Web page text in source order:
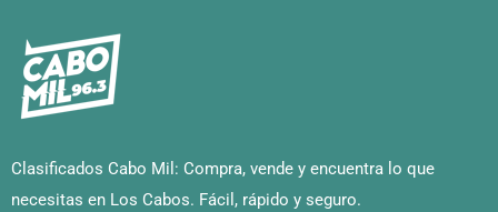
Clasificados Cabo Mil: Compra, vende y encuentra lo que
necesitas en Los Cabos. Fácil, rápido y seguro.